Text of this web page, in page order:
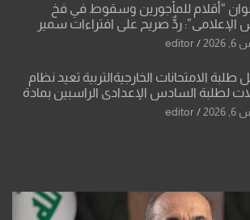
“أقلام للمأجورين وسقوط في فخ
الإعلامي”: ردٌّ صريح على افتراءات سمير
editor
طلبة الامتحانات الخارجيةالتربية تعيد نظام
لطلبة السادس الإعدادي الراسبين بمادة
editor